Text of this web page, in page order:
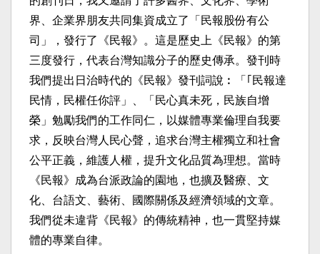
界、企業界朋友共同集資成立了「民報股份有公
司」，發行了《民報》。這是歷史上《民報》的第
三度發行，代表台灣知識分子的歷史傳承。發刊時
我們提出日治時代的《民報》發刊詞說︰「｢民報達
民情，民權任你評」、「民心真未死，民族自增
榮」勉勵我們的工作同仁，以媒體專業倫理自我要
求，反映台灣人民心聲，追求台灣主權獨立和社會
公平正義，維護人權，提升文化品質為理想。當時
《民報》成為台派政論的園地，也擴及醫療、文
化、台語文、藝術、國際關係及經濟領域的文章。
我們從未違背《民報》的傳統精神，也一貫堅持媒
體的專業自律。